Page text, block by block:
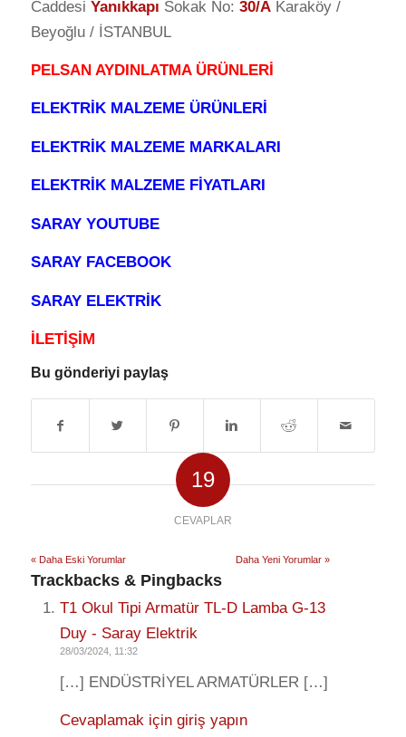
Caddesi Yanıkkapı Sokak No: 30/AKaraköy /
Beyoğlu / İSTANBUL
PELSAN AYDINLATMA ÜRÜNLERİ
ELEKTRİK MALZEME ÜRÜNLERİ
ELEKTRİK MALZEME MARKALARI
ELEKTRİK MALZEME FİYATLARI
SARAY YOUTUBE
SARAY FACEBOOK
SARAY ELEKTRİK
İLETİŞİM
Bu gönderiyi paylaş
19
CEVAPLAR
« Daha Eski Yorumlar Daha Yeni Yorumlar »
Trackbacks & Pingbacks
T1 Okul Tipi Armatür TL-D Lamba G-13
Duy - Saray Elektrik
28/03/2024, 11:32
[…] ENDÜSTRİYEL ARMATÜRLER […]
Cevaplamak için giriş yapın